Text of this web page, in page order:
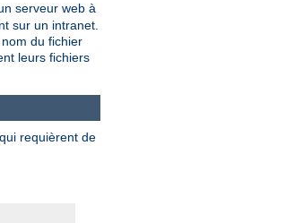
serveur web à
sur un intranet.
du fichier
leurs fichiers
requièrent de